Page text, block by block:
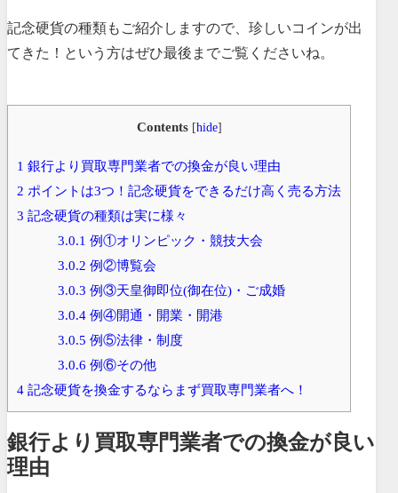
記念硬貨の種類もご紹介しますので、珍しいコインが出
てきた！という方はぜひ最後までご覧くださいね。
Contents [hide]
1 銀行より買取専門業者での換金が良い理由
2 ポイントは3つ！記念硬貨をできるだけ高く売る方法
3 記念硬貨の種類は実に様々
3.0.1 例①オリンピック・競技大会
3.0.2 例②博覧会
3.0.3 例③天皇御即位(御在位)・ご成婚
3.0.4例④開通・開業・開港
3.0.5 例⑤法律・制度
3.0.6 例⑥その他
4 記念硬貨を換金するならまず買取専門業者へ！
銀行より買取専門業者での換金が良い
理由